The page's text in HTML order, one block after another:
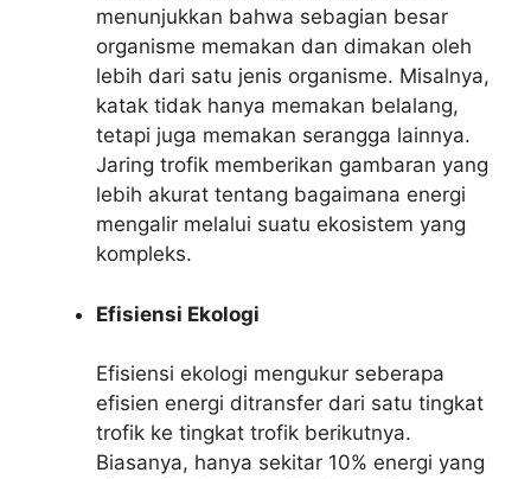
menunjukkan bahwa sebagian besar
organisme memakan dan dimakan oleh
lebih dari satu jenis organisme. Misalnya,
katak tidak hanya memakan belalang,
tetapi juga memakan serangga lainnya.
Jaring trofik memberikan gambaran yang
lebih akurat tentang bagaimana energi
mengalir melalui suatu ekosistem yang
kompleks.
Efisiensi Ekologi
Efisiensi ekologi mengukur seberapa
efisien energi ditransfer dari satu tingkat
trofik ke tingkat trofik berikutnya.
Biasanya, hanya sekitar 10% energi yang